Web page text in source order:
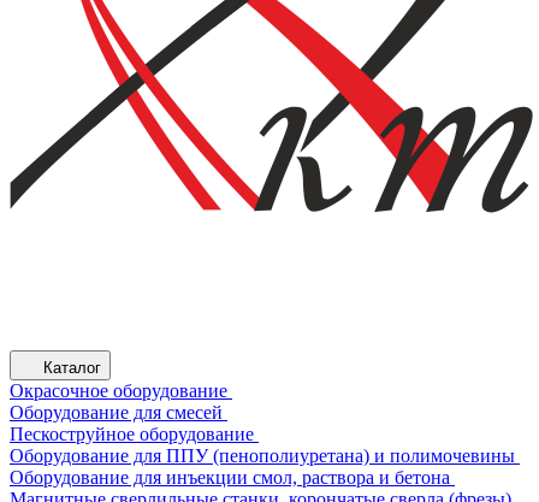
Каталог
Окрасочное оборудование
Оборудование для смесей
Пескоструйное оборудование
Оборудование для ППУ (пенополиуретана) и полимочевины
Оборудование для инъекции смол, раствора и бетона